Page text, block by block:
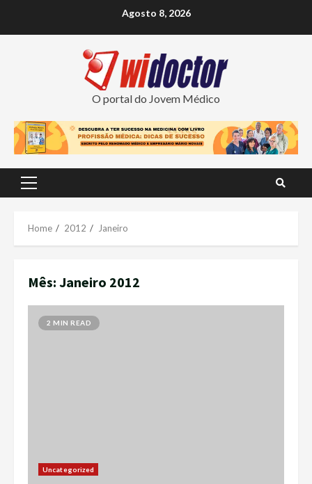
Agosto 8, 2026
O portal do Jovem Médico
Primary
Home 2012 Janeiro
Mês: Janeiro 2012
2 MIN READ
Uncategorized